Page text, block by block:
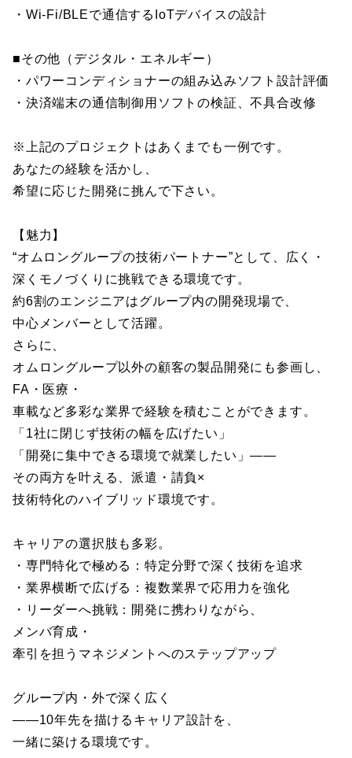
・Wi-Fi/BLEで通信するIoTデバイスの設計
■その他（デジタル・エネルギー）
・パワーコンディショナーの組み込みソフト設計評価
・決済端末の通信制御用ソフトの検証、不具合改修
※上記のプロジェクトはあくまでも一例です。
あなたの経験を活かし、
希望に応じた開発に挑んで下さい。
【魅力】
“オムロングループの技術パートナー”として、広く・
深くモノづくりに挑戦できる環境です。
約6割のエンジニアはグループ内の開発現場で、
中心メンバーとして活躍。
さらに、
オムロングループ以外の顧客の製品開発にも参画し、
FA・医療・
車載など多彩な業界で経験を積むことができます。
「1社に閉じず技術の幅を広げたい」
「開発に集中できる環境で就業したい」――
その両方を叶える、派遣・請負×
技術特化のハイブリッド環境です。
キャリアの選択肢も多彩。
・専門特化で極める：特定分野で深く技術を追求
・業界横断で広げる：複数業界で応用力を強化
・リーダーへ挑戦：開発に携わりながら、
メンバ育成・
牽引を担うマネジメントへのステップアップ
グループ内・外で深く広く
――10年先を描けるキャリア設計を、
一緒に築ける環境です。